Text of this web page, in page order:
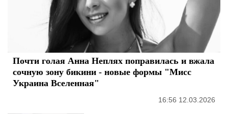
Почти голая Анна Неплях поправилась и вжала
сочную зону бикини - новые формы "Мисс
Украина Вселенная"
16:56 12.03.2026